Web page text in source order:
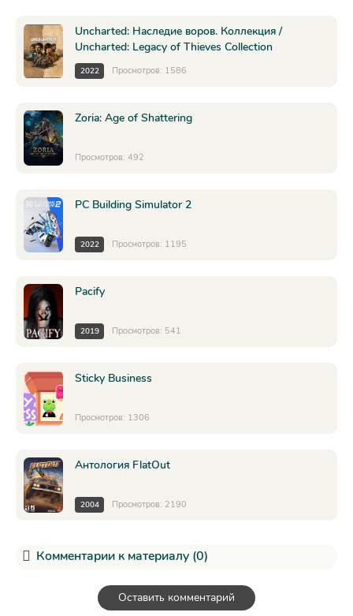
Uncharted: Наследие воров. Коллекция /
Uncharted: Legacy of Thieves Collection
2022 Просмотров: 1586
Zoria: Age of Shattering
Просмотров: 492
PC Building Simulator 2
2022 Просмотров: 1195
Pacify
2019 Просмотров: 541
Sticky Business
Просмотров: 1306
Антология FlatOut
2004 Просмотров: 2190
Комментарии к материалу (0)
Оставить комментарий